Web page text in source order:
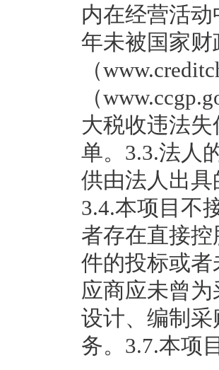
内在经营活
年未被国家财
（
（
大税收违法
单。3.3.法人
供由法人出
3.4.本项目不
者存在直接
件的投标或
应商应未曾
设计、编制
务。3.7.本项